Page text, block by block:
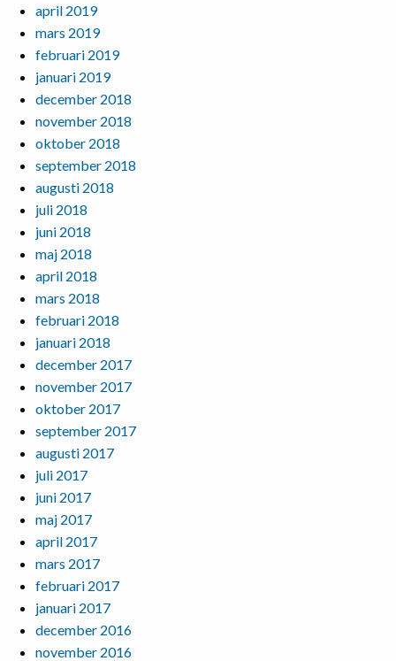
april 2019
mars 2019
februari 2019
januari 2019
december 2018
november 2018
oktober 2018
september 2018
augusti 2018
juli 2018
juni 2018
maj 2018
april 2018
mars 2018
februari 2018
januari 2018
december 2017
november 2017
oktober 2017
september 2017
augusti 2017
juli 2017
juni 2017
maj 2017
april 2017
mars 2017
februari 2017
januari 2017
december 2016
november 2016